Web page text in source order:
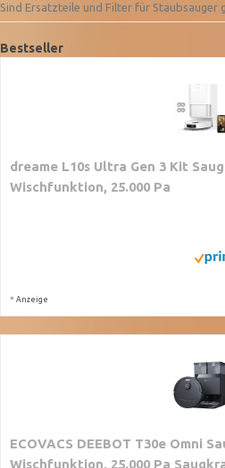
Sind Ersatzteile und Filter für Staubsauger
Bestseller
dreame L10s Ultra Gen 3 Kit
Wischfunktion, 25.000 Pa
* Anzeige
ECOVACS DEEBOT T30e Omni
Wischfunktion, 25.000 Pa